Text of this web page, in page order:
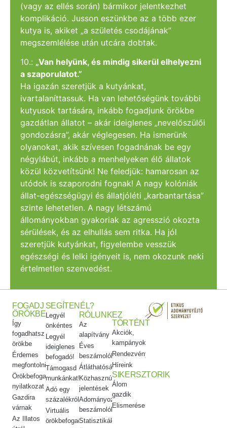
(vagy az ellés során) bármikor jelentkezhet
komplikáció. Jusson eszünkbe az a több ezer
kutya is, akiket „a születés csodájának”
megszemlélése után utcára dobtak.
10.: „Van helyünk, és mindig sikerül elhelyezni
a szaporulatot.”
Ha igazán szeretjük a kutyánkat,
ivartalaníttassuk. Ha van lehetőségünk további
kutyusok tartására, inkább fogadjunk örökbe
gazdátlan állatot – akár ideiglenes „nevelőszülői
gondozásra”, akár véglegesen. Ha ismerünk
olyanokat, akik szívesen fogadnának be egy
négylábút, inkább a menhelyeken élő állatok
közül közvetítsünk! Ne feledjük: hamarosan az
utódok is szaporodni fognak! A nagy kolóniák
állat-egészségügyi és állatjóléti „karbantartása”
szinte lehetetlen. A nagy létszámú
állományokban gyakoriak az agresszió okozta
sérülések, és az elhullás sem ritka. Ha jól
szeretjük kutyánkat, figyelembe vesszük
egészségi és lelki igényeit is, nem okozunk neki
értelmetlen szenvedést.
FOGADJ
ÖRÖKBE
Így
fogadhatsz
örökbe
Érdemes
megfontolni
Örökbefogadói
nyilatkozat
Gazdira
várnak
Az Illatos
SEGÍTENÉL?
Legyél
önkéntes
Legyél
ideiglenes
befogadó!
Támogasd
munkánkat!
Adó egy
százalékról
Virtuális
örökbefogadás
RÓLUNK
Az
alapítvány
Éves
beszámolók
Átláthatóság
Közhasznúsági
jelentések
Adományozási
beszámolók
Statisztikák
EZ
TÖRTÉNT
Akciók,
kampányok
Rendezvényeink
Híreink
SIKERSZTORIK
Álom
gazdik
Elismeréseink